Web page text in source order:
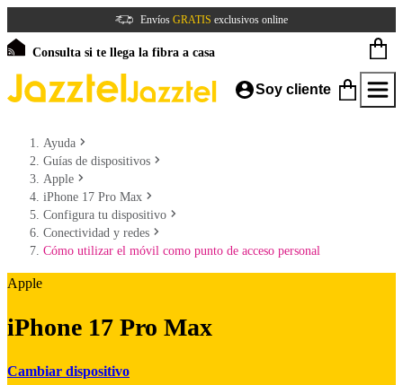
Envíos GRATIS exclusivos online
Consulta si te llega la fibra a casa
Soy cliente
Ayuda
Guías de dispositivos
Apple
iPhone 17 Pro Max
Configura tu dispositivo
Conectividad y redes
Cómo utilizar el móvil como punto de acceso personal
Apple
iPhone 17 Pro Max
Cambiar dispositivo